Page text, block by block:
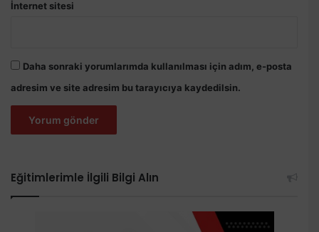
İnternet sitesi
Daha sonraki yorumlarımda kullanılması için adım, e-posta
adresim ve site adresim bu tarayıcıya kaydedilsin.
Eğitimlerimle İlgili Bilgi Alın